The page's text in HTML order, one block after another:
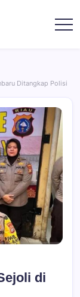
Ditangkap Polisi
di